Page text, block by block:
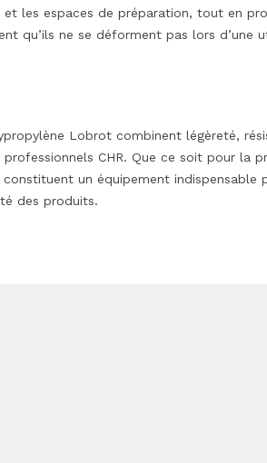
les espaces de préparation, tout en
qu’ils ne se déforment pas lors d’une
Lobrot combinent légèreté,
CHR. Que ce soit pour la
un équipement indispensable
des produits.